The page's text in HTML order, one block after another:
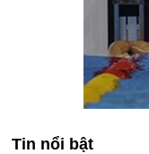
Tin nổi bật